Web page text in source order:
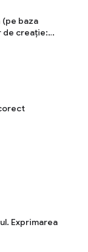
baza
de creație:
Exprimarea